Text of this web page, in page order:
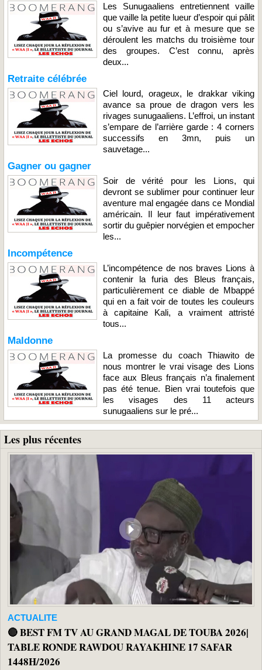
Les Sunugaaliens entretiennent vaille
que vaille la petite lueur d’espoir qui pâlit
ou s’avive au fur et à mesure que se
déroulent les matchs du troisième tour
des groupes. C’est connu, après
deux...
Retraite célébrée
Ciel lourd, orageux, le drakkar viking
avance sa proue de dragon vers les
rivages sunugaaliens. L’effroi, un instant
s’empare de l’arrière garde : 4 corners
successifs en 3mn, puis un
sauvetage...
Gagner ou gagner
Soir de vérité pour les Lions, qui
devront se sublimer pour continuer leur
aventure mal engagée dans ce Mondial
américain. Il leur faut impérativement
sortir du guêpier norvégien et empocher
les...
Incompétence
L’incompétence de nos braves Lions à
contenir la furia des Bleus français,
particulièrement ce diable de Mbappé
qui en a fait voir de toutes les couleurs
à capitaine Kali, a vraiment attristé
tous...
Maldonne
La promesse du coach Thiawito de
nous montrer le vrai visage des Lions
face aux Bleus français n’a finalement
pas été tenue. Bien vrai toutefois que
les visages des 11 acteurs
sunugaaliens sur le pré...
Les plus récentes
ACTUALITE
🔴 BEST FM TV AU GRAND MAGAL DE TOUBA 2026|
TABLE RONDE RAWDOU RAYAKHINE 17 SAFAR
1448H/2026